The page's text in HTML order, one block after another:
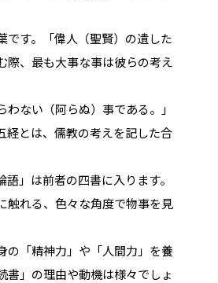
です。「偉人（聖賢）の遺した
際、最も大事な事は彼らの考え
わない（阿らぬ）事である。」
経とは、儒教の考えを記した合
」は前者の四書に入ります。
触れる、色々な角度で物事を見
の「精神力」や「人間力」を養
書」の理由や動機は様々でしょ